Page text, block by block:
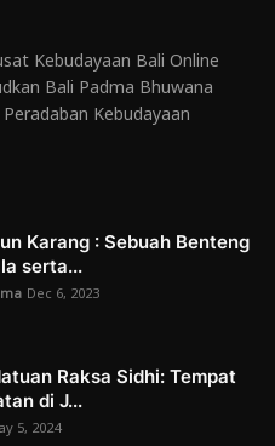
Kebudayaan Bali Online
Bali Padma Bhuwana
Kebudayaan
Karang : Sebuah Benteng
serta...
Dec 6, 2023
Raksa Sidhi: Tempat
di J...
5, 2024